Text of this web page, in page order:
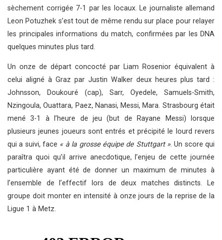
sèchement corrigée 7-1 par les locaux. Le journaliste allemand
Leon Potuzhek s’est tout de même rendu sur place pour relayer
les principales informations du match, confirmées par les DNA
quelques minutes plus tard.
Un onze de départ concocté par Liam Rosenior équivalent à
celui aligné à Graz par Justin Walker deux heures plus tard :
Johnsson, Doukouré (cap), Sarr, Oyedele, Samuels-Smith,
Nzingoula, Ouattara, Paez, Nanasi, Messi, Mara. Strasbourg était
mené 3-1 à l’heure de jeu (but de Rayane Messi) lorsque
plusieurs jeunes joueurs sont entrés et précipité le lourd revers
qui a suivi, face « à la grosse équipe de Stuttgart ». Un score qui
paraîtra quoi qu’il arrive anecdotique, l’enjeu de cette journée
particulière ayant été de donner un maximum de minutes à
l’ensemble de l’effectif lors de deux matches distincts. Le
groupe doit monter en intensité à onze jours de la reprise de la
Ligue 1 à Metz.